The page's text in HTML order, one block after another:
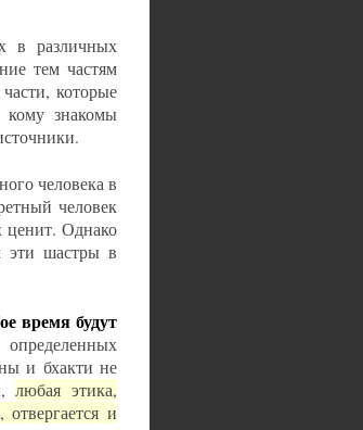
в различных
тем частям
которые
знакомы
человека в
человек
ценит. Однако
эти шастры в
время будут
и бхакти не
любая этика,
и